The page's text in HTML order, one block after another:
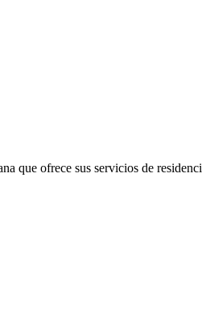
que ofrece sus servicios de